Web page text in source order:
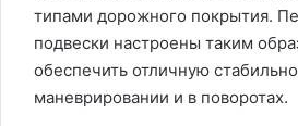
типами дорожного покрытия.
подвески настроены таким
обеспечить отличную
маневрировании и в поворотах.